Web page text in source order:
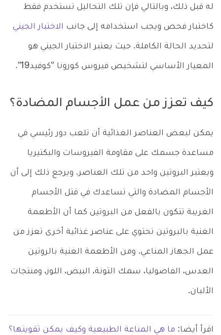
له قبل ذلك، وبالتالي فإن تلك التحاليل تستخدم فقط
كاختبار فحص ويجب استخدامه إلى جانب الاختبار الجيني
لتحديد الحالة الكاملة. حيث يعتبر الاختبار الجيني هو
المعيار الأساسي لتشخيص فيروس كورونا “كوفيد19”.
كيف تعزز من عمل الأجسام المضادة؟
يمكن لبعض العناصر الغذائية أن تلعب دور رئيسي في
مساعدة جسمك على مقاومة الفيروسات والبكتيريا
ويعتبر البروتين واحد من تلك العناصر. ويرجع ذلك إلى أن
الأجسام المضادة والتي تساعدك في قتل الأجسام
الغريبة تتكون بالفعل من البروتين كما أن الأطعمة
الغنية بالبروتين تحتوي على عناصر غذائية أخرى تعزز من
عمل الجهاز المناعي. ومن الأطعمة الغنية بالروتين
العدس، الفاصوليا، سمك التونة، البيض، اللوز، ومنتجات
الألبان.
اقرأ أيضا: ما هي المناعة الطبيعية وكيف يمكن تقويتها؟